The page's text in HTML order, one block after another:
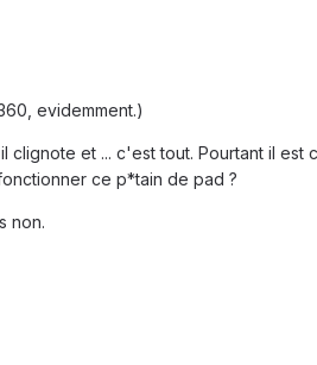
evidemment.)
et ... c'est tout. Pourtant il est
ce p*tain de pad ?
non.